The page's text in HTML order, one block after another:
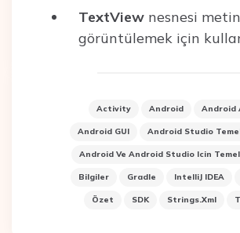
TextView nesnesi
görüntülemek için
Activity Android Android
Android GUI Android Studio
Android Ve Android Studio Icin
Bilgiler Gradle IntelliJ IDEA
Özet SDK Strings.xml